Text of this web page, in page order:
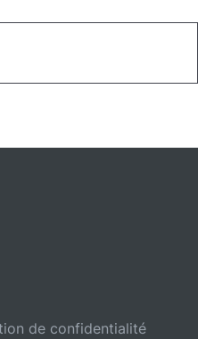
de confidentialité